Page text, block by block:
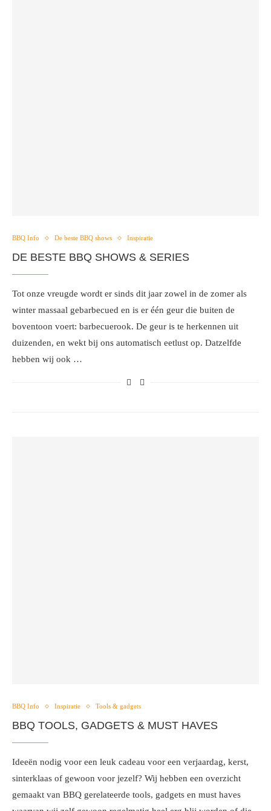
BBQ Info De beste BBQ shows Inspiratie
DE BESTE BBQ SHOWS & SERIES
Tot onze vreugde wordt er sinds dit jaar zowel in de zomer als
winter massaal gebarbecued en is er één geur die buiten de
boventoon voert: barbecuerook. De geur is te herkennen uit
duizenden, en wekt bij ons automatisch eetlust op. Datzelfde
hebben wij ook …
BBQ Info Inspiratie Tools & gadgets
BBQ TOOLS, GADGETS & MUST HAVES
Ideeën nodig voor een leuk cadeau voor een verjaardag, kerst,
sinterklaas of gewoon voor jezelf? Wij hebben een overzicht
gemaakt van BBQ gerelateerde tools, gadgets en must haves